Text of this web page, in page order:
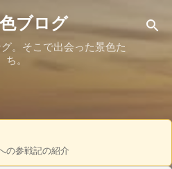
ン コンテンツに移動
ブログ
。そこで出会った景色た
ち。
の参戦記の紹介